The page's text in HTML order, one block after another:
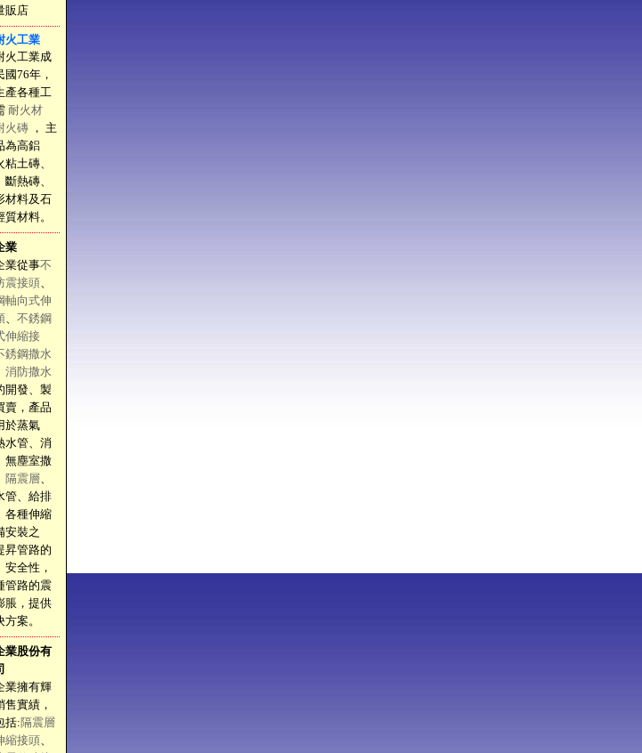
販店
火工業
火工業成
國76年，
產各種工
耐火材
火磚 ， 主
為高鋁
土磚、
熱磚、
材料及石
材料。
業
業從事不
震接頭、
軸向式伸
、 不銹鋼
伸縮接
銹鋼撒水
消防撒水
開發、製
賣，產品
於蒸氣
水管、消
無塵室撒
隔震層、
管、給排
各種伸縮
安裝之
昇管路的
安全性，
管路的震
脹，提供
案。
業股份有
業擁有輝
售實績，
括:隔震層
縮接頭、